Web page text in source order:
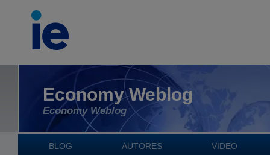
Economy Weblog
Economy Weblog
BLOG AUTORES VIDEO